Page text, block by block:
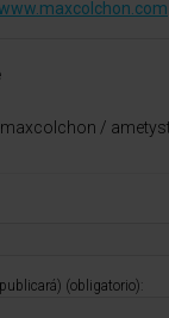
/
(obligatorio):